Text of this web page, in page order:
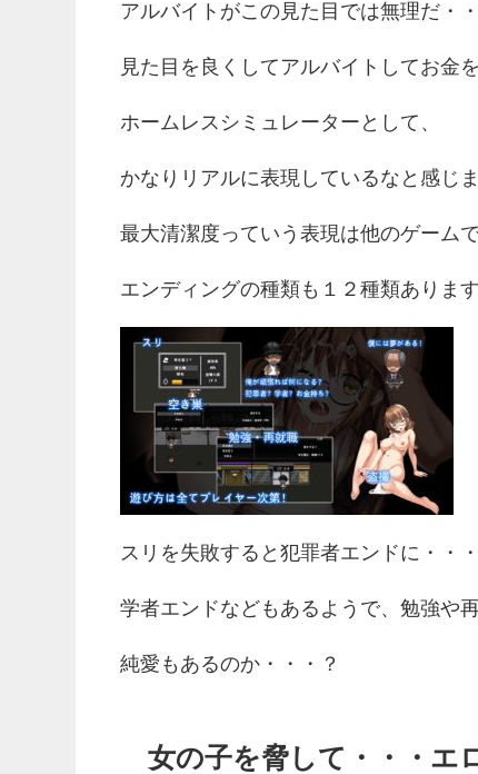
アルバイトがこの見た目では無理だ・
見た目を良くしてアルバイトしてお金
ホームレスシミュレーターとして、
かなりリアルに表現しているなと感じま
最大清潔度っていう表現は他のゲーム
エンディングの種類も１２種類あります
スリを失敗すると犯罪者エンドに・・・
学者エンドなどもあるようで、勉強や
純愛もあるのか・・・？
女の子を脅して・・・エ